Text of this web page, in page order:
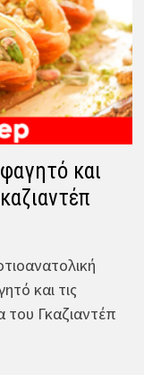
και
και τις
του Γκαζιαντέπ